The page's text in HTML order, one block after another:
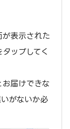
表示された
ップしてく
届けできな
がないか必